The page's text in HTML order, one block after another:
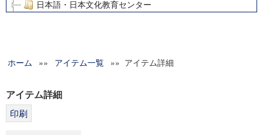
日本語・日本文化教育センター
グローバルリサーチインスティテュート
科学研究費補助金研究成果報告書
ホーム »» アイテム一覧 »» アイテム詳細
アイテム詳細